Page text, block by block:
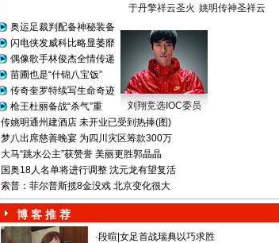
于丹擎祥云圣火 姚明传神圣祥云
奥运足裁判配备神秘装备
闪电侠发威科比略显萎靡
偶像歌手林俊杰全情传递
苗圃也是“什锦八宝饭”
传奇奎罗特续写生命奇迹
枪王杜丽备战“杀气”重
刘翔竞选IOC委员
传姚明通州建酒店 未开业已受到热捧(图)
梦八出席慈善晚宴 为四川灾区筹款300万
大马“跳水公主”获赞誉 美丽更胜郭晶晶
国奥18人名单将进行调整 沈元龙有望复活
索普：菲尔普斯揽8金没戏 北京变化很大
博 客 推 荐
·段暄 女足首战瑞典以巧求胜